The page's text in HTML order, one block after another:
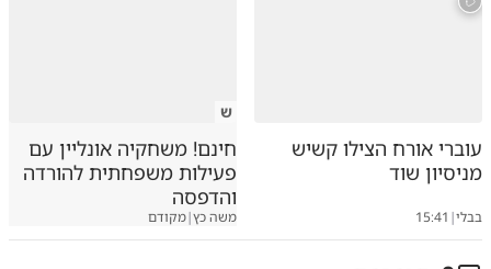
עוברי אורח הצילו קשיש
מניסיון שוד
בבלי|
15:41
ש
חינם! משחקיה אונליין עם
פעילות משפחתית להורדה
והדפסה
משה כץ|מקודם